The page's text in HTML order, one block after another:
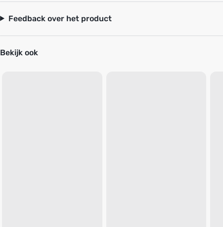
Feedback over het product
Bekijk ook